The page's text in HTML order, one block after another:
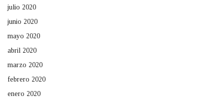
julio 2020
junio 2020
mayo 2020
abril 2020
marzo 2020
febrero 2020
enero 2020